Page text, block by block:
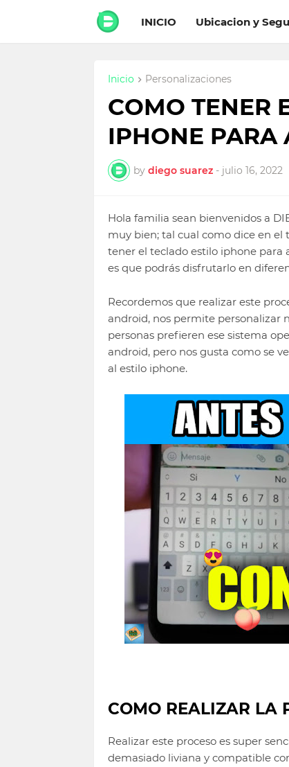
INICIO Ubicacion y
Inicio Personalizaciones
COMO TENER
IPHONE PARA
by diego suarez - julio 16, 2022
Hola familia sean bienvenidos a
muy bien; tal cual como dice en el
tener el teclado estilo iphone para
es que podrás disfrutarlo en
Recordemos que realizar este
android, nos permite personalizar
personas prefieren ese sistema
android, pero nos gusta como se
al estilo iphone.
COMO REALIZAR LA
Realizar este proceso es super
demasiado liviana y compatible